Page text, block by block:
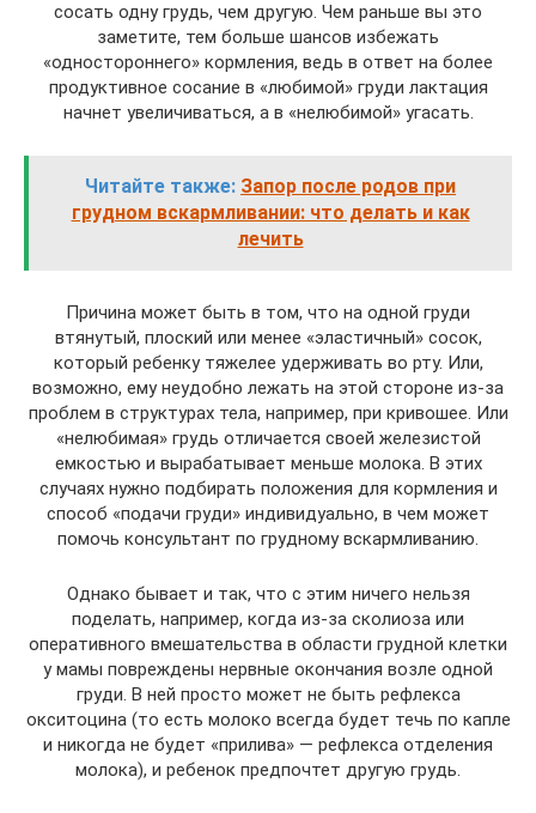
сосать одну грудь, чем другую. Чем раньше вы это
заметите, тем больше шансов избежать
«одностороннего» кормления, ведь в ответ на более
продуктивное сосание в «любимой» груди лактация
начнет увеличиваться, а в «нелюбимой» угасать.
Читайте также: Запор после родов при
грудном вскармливании: что делать и как
лечить
Причина может быть в том, что на одной груди
втянутый, плоский или менее «эластичный» сосок,
который ребенку тяжелее удерживать во рту. Или,
возможно, ему неудобно лежать на этой стороне из-за
проблем в структурах тела, например, при кривошее. Или
«нелюбимая» грудь отличается своей железистой
емкостью и вырабатывает меньше молока. В этих
случаях нужно подбирать положения для кормления и
способ «подачи груди» индивидуально, в чем может
помочь консультант по грудному вскармливанию.
Однако бывает и так, что с этим ничего нельзя
поделать, например, когда из-за сколиоза или
оперативного вмешательства в области грудной клетки
у мамы повреждены нервные окончания возле одной
груди. В ней просто может не быть рефлекса
окситоцина (то есть молоко всегда будет течь по капле
и никогда не будет «прилива» — рефлекса отделения
молока), и ребенок предпочтет другую грудь.